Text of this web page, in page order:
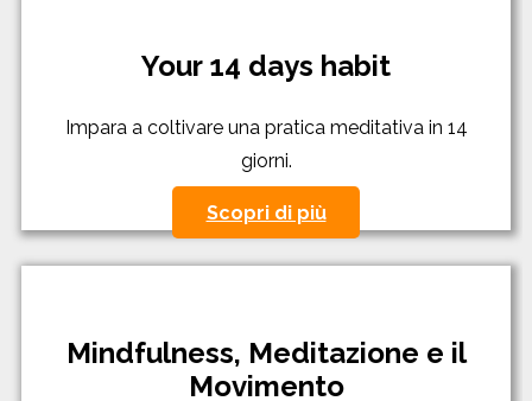
Your 14 days habit
Impara a coltivare una pratica meditativa in 14
giorni.
Scopri di più
Mindfulness, Meditazione e il
Movimento